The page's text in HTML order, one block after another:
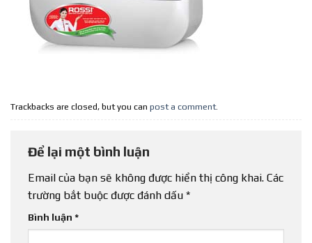
Trackbacks are closed, but you can post a comment.
Để lại một bình luận
Email của bạn sẽ không được hiển thị công khai. Các
trường bắt buộc được đánh dấu *
Bình luận *